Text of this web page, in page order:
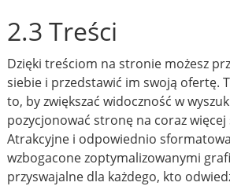
2.3 Treści
Dzięki treściom na stronie możesz
siebie i przedstawić im swoją ofertę.
to, by zwiększać widoczność w
pozycjonować stronę na coraz więcej
Atrakcyjne i odpowiednio
wzbogacone zoptymalizowanymi
przyswajalne dla każdego, kto